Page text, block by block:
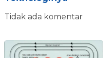
Tidak ada komentar